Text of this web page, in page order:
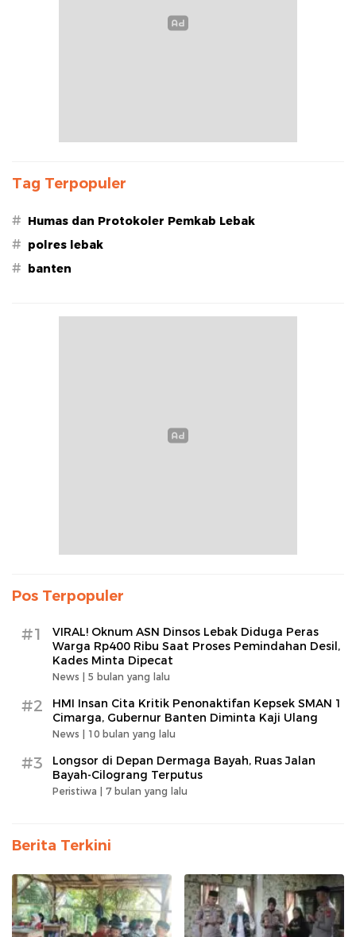
Tag Terpopuler
# Humas dan Protokoler Pemkab Lebak
# polres lebak
# banten
Pos Terpopuler
#1
VIRAL! Oknum ASN Dinsos Lebak Diduga Peras
Warga Rp400 Ribu Saat Proses Pemindahan Desil,
Kades Minta Dipecat
News | 5 bulan yang lalu
#2
HMI Insan Cita Kritik Penonaktifan Kepsek SMAN 1
Cimarga, Gubernur Banten Diminta Kaji Ulang
News | 10 bulan yang lalu
#3
Longsor di Depan Dermaga Bayah, Ruas Jalan
Bayah-Cilograng Terputus
Peristiwa | 7 bulan yang lalu
Berita Terkini